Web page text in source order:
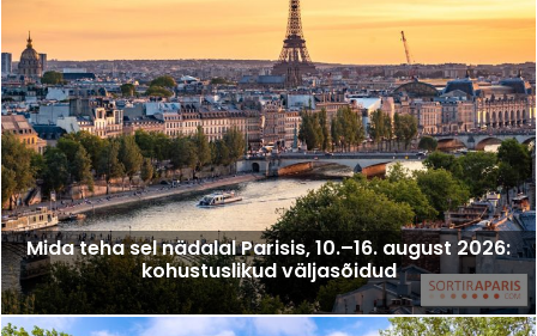
Mida teha sel nädalal Parisis, 10.–16. august 2026:
kohustuslikud väljasõidud